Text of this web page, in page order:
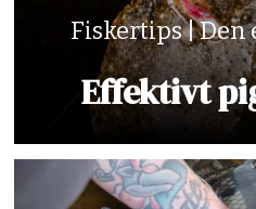
Fiskertips | Den
Effektivt